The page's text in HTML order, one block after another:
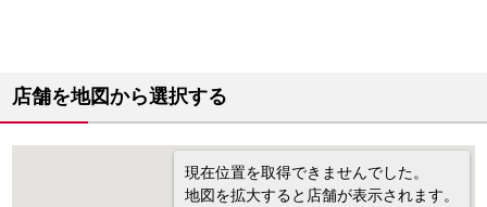
店舗を地図から選択する
現在位置を取得できませんでした。
地図を拡大すると店舗が表示されます。